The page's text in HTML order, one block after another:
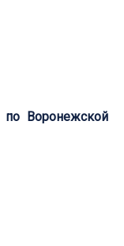
Воронежской